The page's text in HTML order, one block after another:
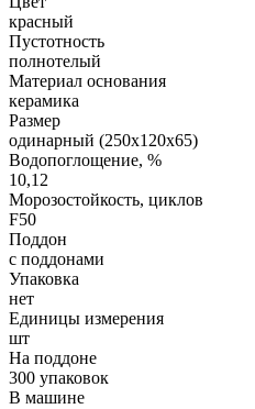
красный
Пустотность
полнотелый
Материал основания
керамика
Размер
одинарный (250х120х65)
Водопоглощение, %
10,12
Морозостойкость, циклов
F50
Поддон
с поддонами
Упаковка
нет
Единицы измерения
шт
На поддоне
300 упаковок
В машине